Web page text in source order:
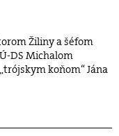
Žiliny a šéfom
DS Michalom
koňom“ Jána